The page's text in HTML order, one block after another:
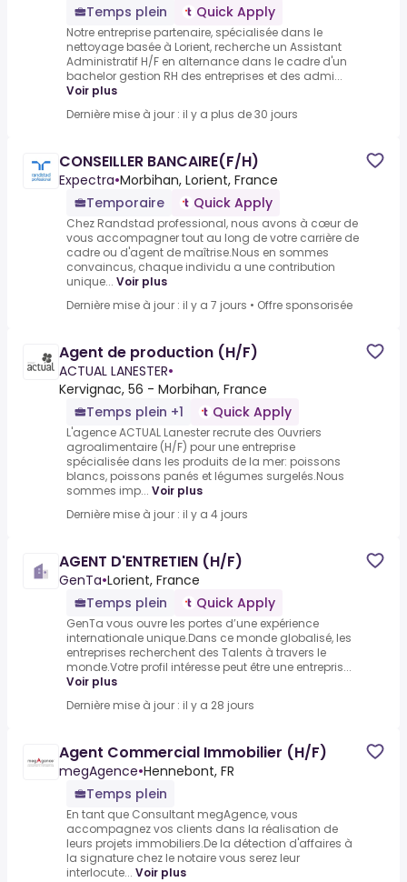
Temps plein
Quick Apply
Notre entreprise partenaire, spécialisée dans le
nettoyage basée à Lorient, recherche un Assistant
Administratif H/F en alternance dans le cadre d'un
bachelor gestion RH des entreprises et des admi...
Voir plus
Dernière mise à jour : il y a plus de 30 jours
CONSEILLER BANCAIRE(F/H)
Expectra•Morbihan, Lorient, France
Temporaire
Quick Apply
Chez Randstad professional, nous avons à cœur de
vous accompagner tout au long de votre carrière de
cadre ou d'agent de maîtrise.Nous en sommes
convaincus, chaque individu a une contribution
unique... Voir plus
Dernière mise à jour : il y a 7 jours • Offre sponsorisée
Agent de production (H/F)
ACTUAL LANESTER•
Kervignac, 56 - Morbihan, France
Temps plein +1
Quick Apply
L'agence ACTUAL Lanester recrute des Ouvriers
agroalimentaire (H/F) pour une entreprise
spécialisée dans les produits de la mer: poissons
blancs, poissons panés et légumes surgelés.Nous
sommes imp... Voir plus
Dernière mise à jour : il y a 4 jours
AGENT D'ENTRETIEN (H/F)
GenTa•Lorient, France
Temps plein
Quick Apply
GenTa vous ouvre les portes d’une expérience
internationale unique.Dans ce monde globalisé, les
entreprises recherchent des Talents à travers le
monde.Votre profil intéresse peut être une entrepris...
Voir plus
Dernière mise à jour : il y a 28 jours
Agent Commercial Immobilier (H/F)
megAgence•Hennebont, FR
Temps plein
En tant que Consultant megAgence, vous
accompagnez vos clients dans la réalisation de
leurs projets immobiliers.De la détection d'affaires à
la signature chez le notaire vous serez leur
interlocute... Voir plus